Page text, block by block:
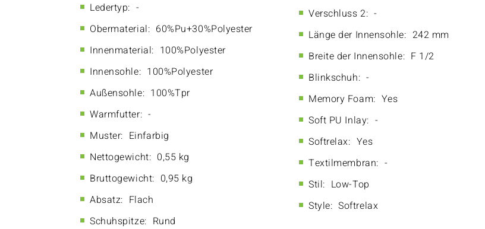
Ledertyp: -
Obermaterial: 60%Pu+30%Polyester
Innenmaterial: 100%Polyester
Innensohle: 100%Polyester
Außensohle: 100%Tpr
Warmfutter: -
Muster: Einfarbig
Nettogewicht:
0,55 kg
Bruttogewicht: 0,95 kg
Absatz: Flach
Schuhspitze: Rund
Verschluss 2: -
Länge der Innensohle: 242 mm
Breite der Innensohle: F 1/2
Blinkschuh: -
Memory Foam: Yes
Soft PU Inlay: -
Softrelax: Yes
Textilmembran: -
Stil: Low-Top
Style: Softrelax